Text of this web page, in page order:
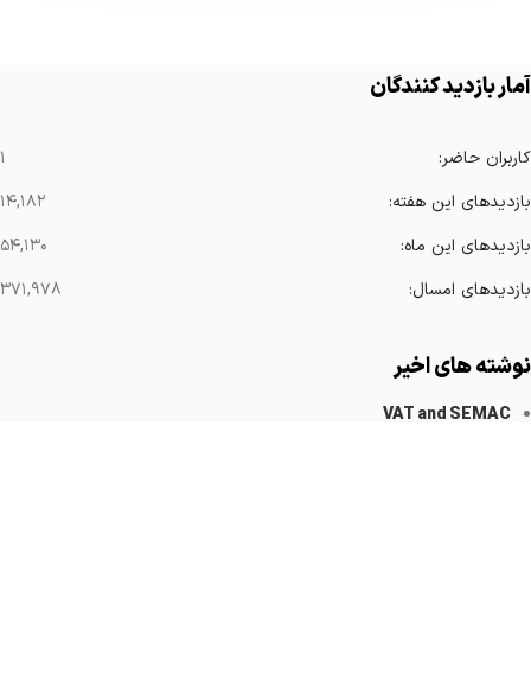
آمار بازدید کنندگان
کاربران حاضر:
۱
بازدیدهای این هفته:
۱۴,۱۸۲
بازدیدهای این ماه:
۵۴,۱۳۰
بازدیدهای امسال:
۳۷۱,۹۷۸
نوشته های اخیر
VAT and SEMAC